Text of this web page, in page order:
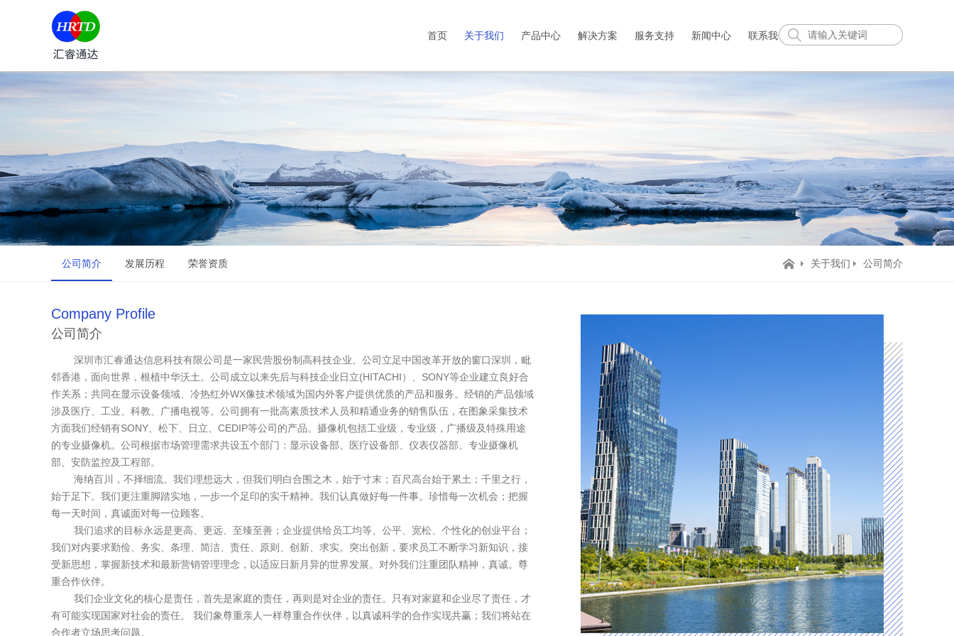
首页 关于我们 产品中心 解决方案 服务支持 新闻中心 联系我们
公司简介 发展历程 荣誉资质 关于我们 公司简介
Company Profile
公司简介
深圳市汇睿通达信息科技有限公司是一家民营股份制高科技企业。公司立足中国改革开放的窗口深圳，毗
邻香港，面向世界，根植中华沃土。公司成立以来先后与科技企业日立(HITACHI）、SONY等企业建立良好合
作关系；共同在显示设备领域、冷热红外WX像技术领域为国内外客户提供优质的产品和服务。经销的产品领域
涉及医疗、工业、科教、广播电视等。公司拥有一批高素质技术人员和精通业务的销售队伍，在图象采集技术
方面我们经销有SONY、松下、日立、CEDIP等公司的产品。摄像机包括工业级，专业级，广播级及特殊用途
的专业摄像机。公司根据市场管理需求共设五个部门：显示设备部、医疗设备部、仪表仪器部、专业摄像机
部、安防监控及工程部。
海纳百川，不择细流。我们理想远大，但我们明白合围之木，始于寸末；百尺高台始于累土；千里之行，
始于足下。我们更注重脚踏实地，一步一个足印的实干精神。我们认真做好每一件事。珍惜每一次机会；把握
每一天时间，真诚面对每一位顾客。
我们追求的目标永远是更高、更远、至臻至善；企业提供给员工均等、公平、宽松、个性化的创业平台；
我们对内要求勤俭、务实、条理、简洁、责任、原则、创新、求实。突出创新，要求员工不断学习新知识，接
受新思想，掌握新技术和最新营销管理理念，以适应日新月异的世界发展。对外我们注重团队精神，真诚。尊
重合作伙伴。
我们企业文化的核心是责任，首先是家庭的责任，再则是对企业的责任。只有对家庭和企业尽了责任，才
有可能实现国家对社会的责任。 我们象尊重亲人一样尊重合作伙伴，以真诚科学的合作实现共赢；我们将站在
合作者立场思考问题。